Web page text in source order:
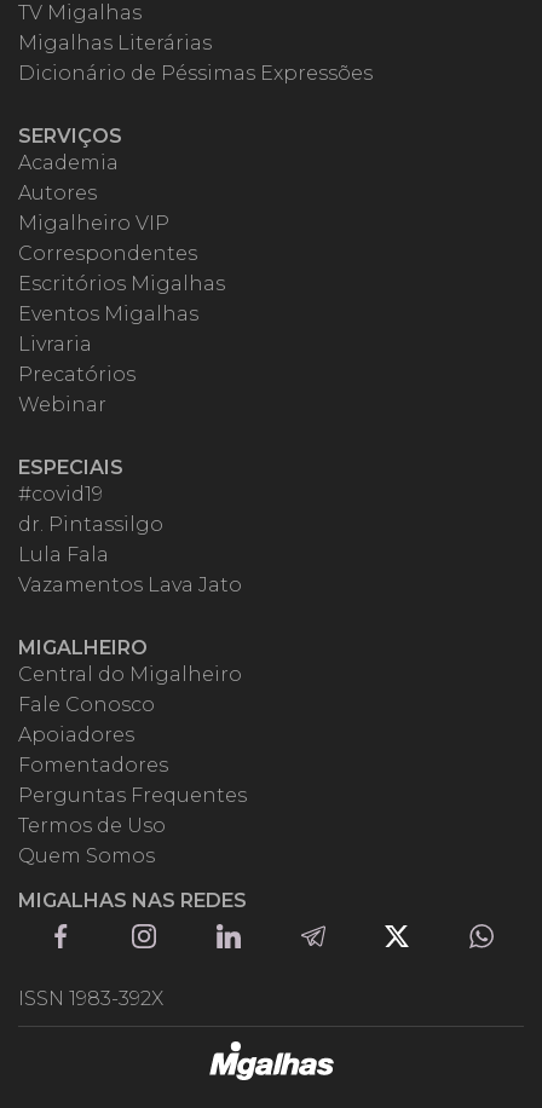
TV Migalhas
Migalhas Literárias
Dicionário de Péssimas Expressões
SERVIÇOS
Academia
Autores
Migalheiro VIP
Correspondentes
Escritórios Migalhas
Eventos Migalhas
Livraria
Precatórios
Webinar
ESPECIAIS
#covid19
dr. Pintassilgo
Lula Fala
Vazamentos Lava Jato
MIGALHEIRO
Central do Migalheiro
Fale Conosco
Apoiadores
Fomentadores
Perguntas Frequentes
Termos de Uso
Quem Somos
MIGALHAS NAS REDES
ISSN 1983-392X